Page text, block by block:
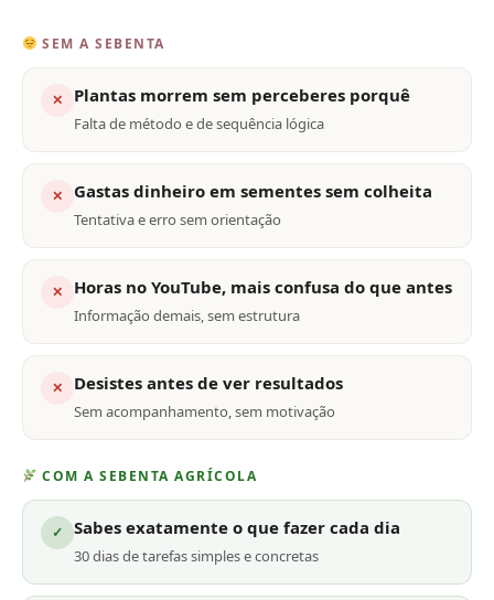
SEM A SEBENTA
✕ Plantas morrem sem perceberes porquê
Falta de método e de sequência lógica
✕ Gastas dinheiro em sementes sem colheita
Tentativa e erro sem orientação
✕ Horas no YouTube, mais confusa do que antes
Informação demais, sem estrutura
✕ Desistes antes de ver resultados
Sem acompanhamento, sem motivação
COM A SEBENTA AGRÍCOLA
✓ Sabes exatamente o que fazer cada dia
30 dias de tarefas simples e concretas